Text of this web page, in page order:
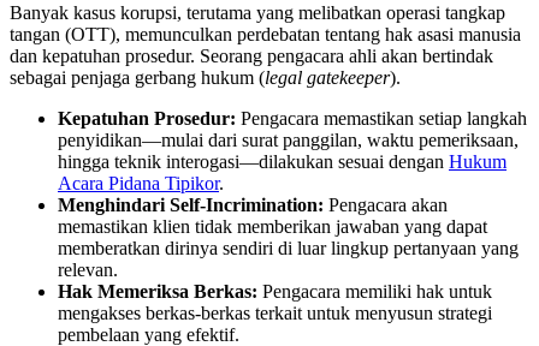
Banyak kasus korupsi, terutama yang melibatkan operasi tangkap
tangan (OTT), memunculkan perdebatan tentang hak asasi manusia
dan kepatuhan prosedur. Seorang pengacara ahli akan bertindak
sebagai penjaga gerbang hukum (legal gatekeeper).
Kepatuhan Prosedur: Pengacara memastikan setiap langkah
penyidikan—mulai dari surat panggilan, waktu pemeriksaan,
hingga teknik interogasi—dilakukan sesuai dengan Hukum
Acara Pidana Tipikor.
Menghindari Self-Incrimination: Pengacara akan
memastikan klien tidak memberikan jawaban yang dapat
memberatkan dirinya sendiri di luar lingkup pertanyaan yang
relevan.
Hak Memeriksa Berkas: Pengacara memiliki hak untuk
mengakses berkas-berkas terkait untuk menyusun strategi
pembelaan yang efektif.